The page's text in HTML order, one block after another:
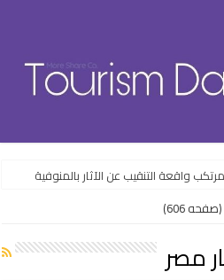
واقعة التنقيب عن الآثار بالمنوفية
(صفحه 606)
مصر